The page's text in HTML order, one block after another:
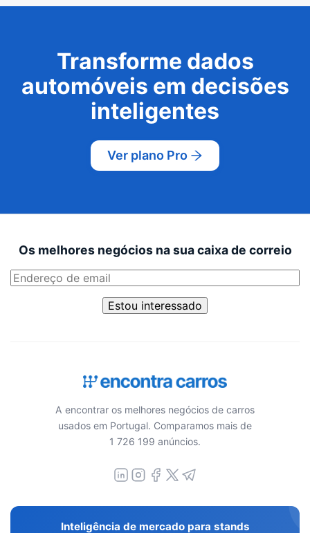
Transforme dados
automóveis em decisões
inteligentes
Ver plano Pro
Os melhores negócios na sua caixa de correio
Estou interessado
A encontrar os melhores negócios de carros
usados em Portugal. Comparamos mais de
1 726 199 anúncios.
Inteligência de mercado para stands